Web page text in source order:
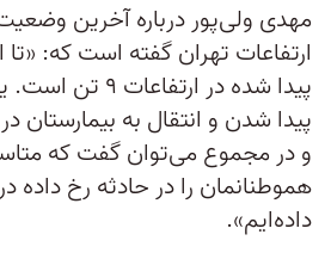
مهدی ولی‌پور درباره آخرین
ارتفاعات تهران گفته است که:
پیدا شده در
پیدا شدن و انتقال به بیمارستان
هموطنانمان را در حادثه رخ
داده‌ایم».